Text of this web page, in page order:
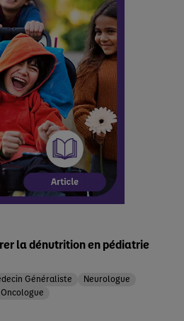
la dénutrition en pédiatrie
Généraliste
Neurologue
Oncologue